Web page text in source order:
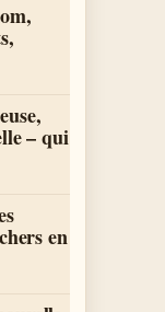
– qui
en